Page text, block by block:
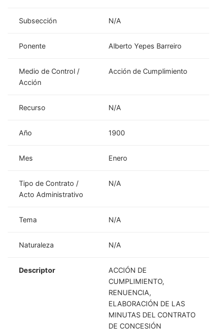
Subsección N/A
Ponente Alberto Yepes Barreiro
Medio de Control /
Acción
Acción de Cumplimiento
Recurso N/A
Año 1900
Mes Enero
Tipo de Contrato /
Acto Administrativo
N/A
Tema N/A
Naturaleza N/A
Descriptor
ACCIÓN DE
CUMPLIMIENTO,
RENUENCIA,
ELABORACIÓN DE LAS
MINUTAS DEL CONTRATO
DE CONCESIÓN